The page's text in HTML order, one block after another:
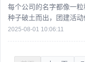
每个公司的名字都像一
种子破土而出，团建活动
神在团队互动中生根发芽
2025-08-01 10:06:11